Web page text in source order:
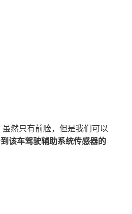
然只有前脸，但是我们可以
该车驾驶辅助系统传感器的